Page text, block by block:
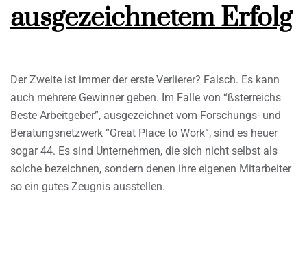
ausgezeichnetem Erfolg
Der Zweite ist immer der erste Verlierer? Falsch. Es kann
auch mehrere Gewinner geben. Im Falle von “ßsterreichs
Beste Arbeitgeber”, ausgezeichnet vom Forschungs- und
Beratungsnetzwerk “Great Place to Work”, sind es heuer
sogar 44. Es sind Unternehmen, die sich nicht selbst als
solche bezeichnen, sondern denen ihre eigenen Mitarbeiter
so ein gutes Zeugnis ausstellen.